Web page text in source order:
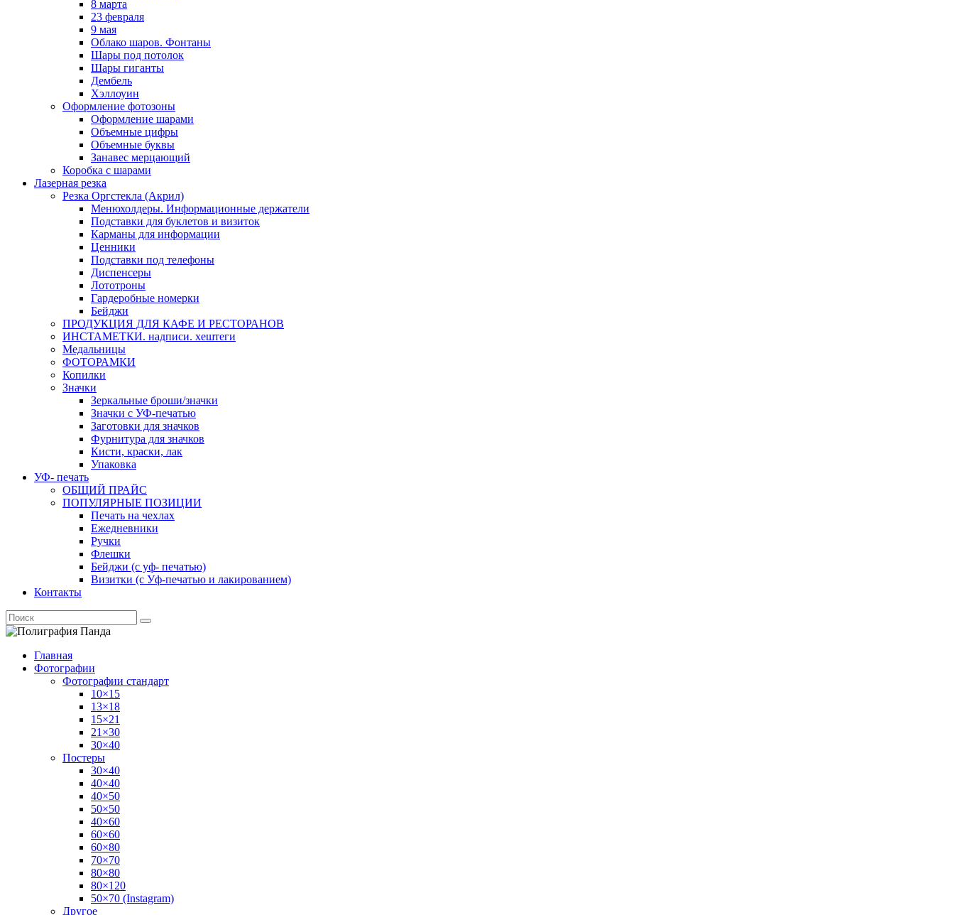
8 марта
23 февраля
9 мая
Облако шаров. Фонтаны
Шары под потолок
Шары гиганты
Дембель
Хэллоуин
Оформление фотозоны
Оформление шарами
Объемные цифры
Объемные буквы
Занавес мерцающий
Коробка с шарами
Лазерная резка
Резка Оргстекла (Акрил)
Менюхолдеры. Информационные держатели
Подставки для буклетов и визиток
Карманы для информации
Ценники
Подставки под телефоны
Диспенсеры
Лототроны
Гардеробные номерки
Бейджи
ПРОДУКЦИЯ ДЛЯ КАФЕ И РЕСТОРАНОВ
ИНСТАМЕТКИ. надписи. хештеги
Медальницы
ФОТОРАМКИ
Копилки
Значки
Зеркальные броши/значки
Значки с УФ-печатью
Заготовки для значков
Фурнитура для значков
Кисти, краски, лак
Упаковка
УФ- печать
ОБЩИЙ ПРАЙС
ПОПУЛЯРНЫЕ ПОЗИЦИИ
Печать на чехлах
Ежедневники
Ручки
Флешки
Бейджи (с уф- печатью)
Визитки (с Уф-печатью и лакированием)
Контакты
Главная
Фотографии
Фотографии стандарт
10×15
13×18
15×21
21×30
30×40
Постеры
30×40
40×40
40×50
50×50
40×60
60×60
60×80
70×70
80×80
80×120
50×70 (Instagram)
Другое